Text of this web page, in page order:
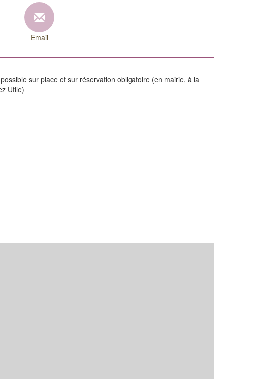
Email
sur place et sur réservation obligatoire (en mairie, à la
Utile)